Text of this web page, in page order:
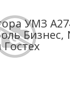
УМЗ
Бизнес,